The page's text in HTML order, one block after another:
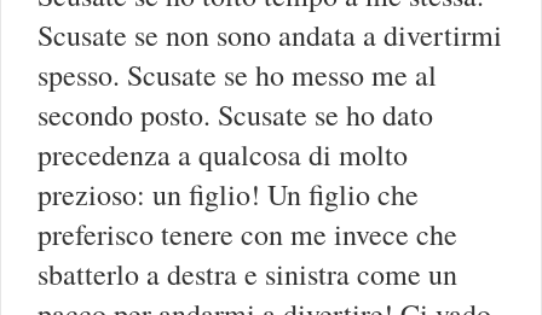
Scusate se non sono andata a divertirmi
spesso. Scusate se ho messo me al
secondo posto. Scusate se ho dato
precedenza a qualcosa di molto
prezioso: un figlio! Un figlio che
preferisco tenere con me invece che
sbatterlo a destra e sinistra come un